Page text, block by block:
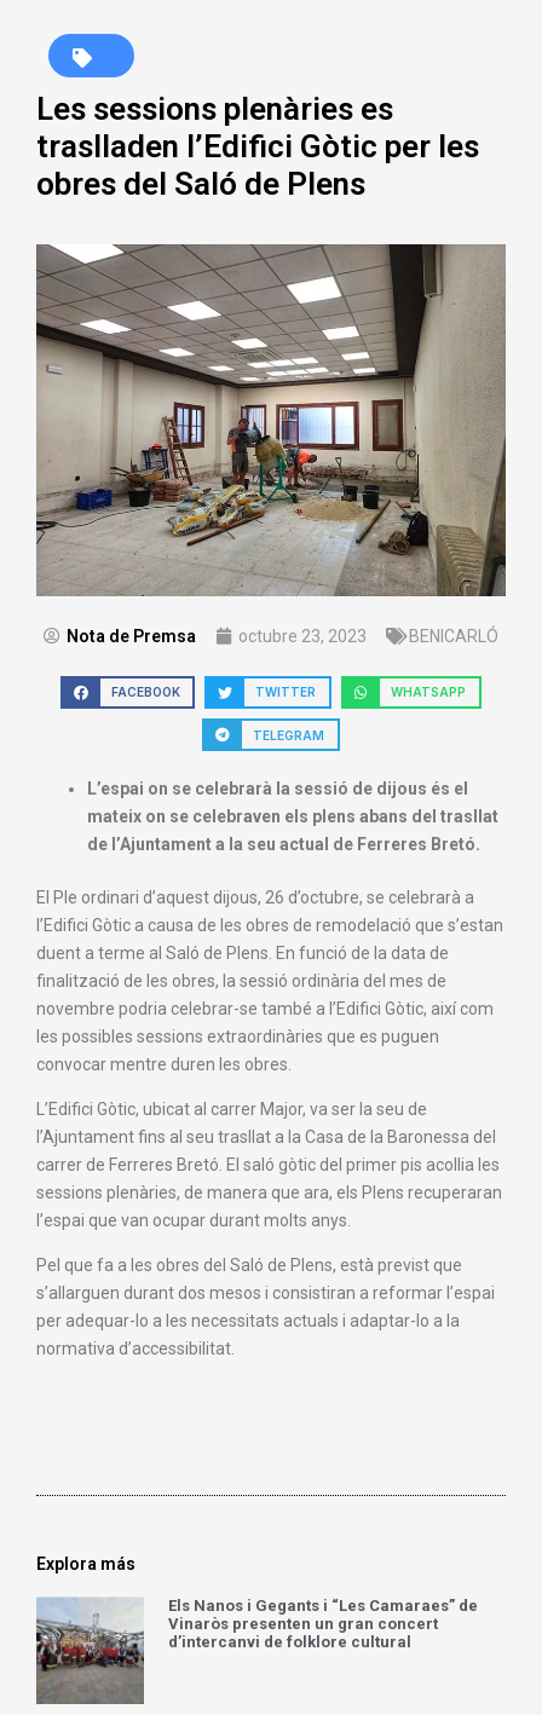
Les sessions plenàries es
traslladen l’Edifici Gòtic per les
obres del Saló de Plens
Nota de Premsa octubre 23, 2023 BENICARLÓ
FACEBOOK TWITTER WHATSAPP
TELEGRAM
L’espai on se celebrarà la sessió de dijous és el
mateix on se celebraven els plens abans del trasllat
de l’Ajuntament a la seu actual de Ferreres Bretó.
El Ple ordinari d’aquest dijous, 26 d’octubre, se celebrarà a
l’Edifici Gòtic a causa de les obres de remodelació que s’estan
duent a terme al Saló de Plens. En funció de la data de
finalització de les obres, la sessió ordinària del mes de
novembre podria celebrar-se també a l’Edifici Gòtic, així com
les possibles sessions extraordinàries que es puguen
convocar mentre duren les obres.
L’Edifici Gòtic, ubicat al carrer Major, va ser la seu de
l’Ajuntament fins al seu trasllat a la Casa de la Baronessa del
carrer de Ferreres Bretó. El saló gòtic del primer pis acollia les
sessions plenàries, de manera que ara, els Plens recuperaran
l’espai que van ocupar durant molts anys.
Pel que fa a les obres del Saló de Plens, està previst que
s’allarguen durant dos mesos i consistiran a reformar l’espai
per adequar-lo a les necessitats actuals i adaptar-lo a la
normativa d’accessibilitat.
Explora más
Els Nanos i Gegants i “Les Camaraes” de
Vinaròs presenten un gran concert
d’intercanvi de folklore cultural